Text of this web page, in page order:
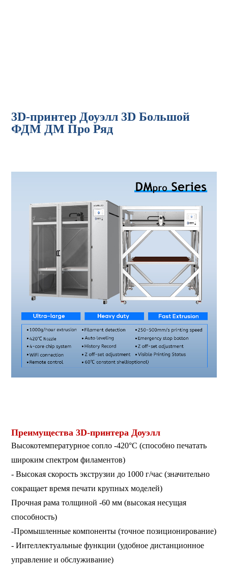
3D-принтер Доуэлл 3D Большой
ФДМ ДМ Про Ряд
Преимущества 3D-принтера Доуэлл
Высокотемпературное сопло -420°C (способно печатать
широким спектром филаментов)
- Высокая скорость экструзии до 1000 г/час (значительно
сокращает время печати крупных моделей)
Прочная рама толщиной -60 мм (высокая несущая
способность)
-Промышленные компоненты (точное позиционирование)
- Интеллектуальные функции (удобное дистанционное
управление и обслуживание)